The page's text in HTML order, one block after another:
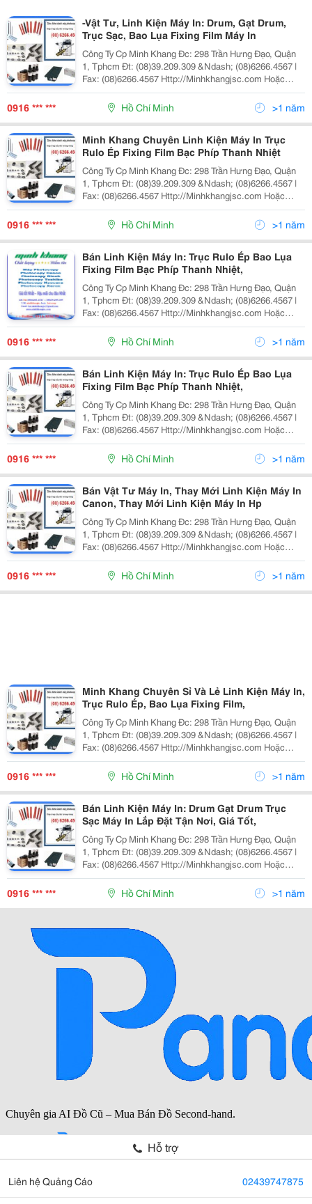
-Vật Tư, Linh Kiện Máy In: Drum, Gạt Drum,
Trục Sạc, Bao Lụa Fixing Film Máy In
Công Ty Cp Minh Khang Đc: 298 Trần Hưng Đạo, Quận
1, Tphcm Đt: (08)39.209.309 &Ndash; (08)6266.4567 |
Fax: (08)6266.4567 Http://Minhkhangjsc.com Hoặc
Http://Minhkhangjsc.com.vn Nhanh + Hiệu Quả Cty Cp
Minh Khang Kinh Doanh, Dịch
0916 *** *** Hồ Chí Minh >1 năm
Minh Khang Chuyên Linh Kiện Máy In Trục
Rulo Ép Fixing Film Bạc Phíp Thanh Nhiệt
Công Ty Cp Minh Khang Đc: 298 Trần Hưng Đạo, Quận
1, Tphcm Đt: (08)39.209.309 &Ndash; (08)6266.4567 |
Fax: (08)6266.4567 Http://Minhkhangjsc.com Hoặc
Http://Minhkhangjsc.com.vn Nhanh + Hiệu Quả Cty Cp
Minh Khang Kinh Doanh, Dị
0916 *** *** Hồ Chí Minh >1 năm
Bán Linh Kiện Máy In: Trục Rulo Ép Bao Lụa
Fixing Film Bạc Phíp Thanh Nhiệt,
Công Ty Cp Minh Khang Đc: 298 Trần Hưng Đạo, Quận
1, Tphcm Đt: (08)39.209.309 &Ndash; (08)6266.4567 |
Fax: (08)6266.4567 Http://Minhkhangjsc.com Hoặc
Http://Minhkhangjsc.com.vn Nhanh + Hiệu Quả Cty Cp
Minh Khang Kinh Doanh, Dịch
0916 *** *** Hồ Chí Minh >1 năm
Bán Linh Kiện Máy In: Trục Rulo Ép Bao Lụa
Fixing Film Bạc Phíp Thanh Nhiệt,
Công Ty Cp Minh Khang Đc: 298 Trần Hưng Đạo, Quận
1, Tphcm Đt: (08)39.209.309 &Ndash; (08)6266.4567 |
Fax: (08)6266.4567 Http://Minhkhangjsc.com Hoặc
Http://Minhkhangjsc.com.vn Nhanh + Hiệu Quả Cty Cp
Minh Khang Kinh Doanh, Dịch
0916 *** *** Hồ Chí Minh >1 năm
Bán Vật Tư Máy In, Thay Mới Linh Kiện Máy In
Canon, Thay Mới Linh Kiện Máy In Hp
Công Ty Cp Minh Khang Đc: 298 Trần Hưng Đạo, Quận
1, Tphcm Đt: (08)39.209.309 &Ndash; (08)6266.4567 |
Fax: (08)6266.4567 Http://Minhkhangjsc.com Hoặc
Http://Minhkhangjsc.com.vn Nhanh + Hiệu Quả Cty Cp
Minh Khang Kinh Doanh, Dịch
0916 *** *** Hồ Chí Minh >1 năm
Minh Khang Chuyên Sỉ Và Lẻ Linh Kiện Máy In,
Trục Rulo Ép, Bao Lụa Fixing Film,
Công Ty Cp Minh Khang Đc: 298 Trần Hưng Đạo, Quận
1, Tphcm Đt: (08)39.209.309 &Ndash; (08)6266.4567 |
Fax: (08)6266.4567 Http://Minhkhangjsc.com Hoặc
Http://Minhkhangjsc.com.vn Nhanh + Hiệu Quả Cty Cp
Minh Khang Kinh Doanh, Dịch
0916 *** *** Hồ Chí Minh >1 năm
Bán Linh Kiện Máy In: Drum Gạt Drum Trục
Sạc Máy In Lắp Đặt Tận Nơi, Giá Tốt,
Công Ty Cp Minh Khang Đc: 298 Trần Hưng Đạo, Quận
1, Tphcm Đt: (08)39.209.309 &Ndash; (08)6266.4567 |
Fax: (08)6266.4567 Http://Minhkhangjsc.com Hoặc
Http://Minhkhangjsc.com.vn Nhanh + Hiệu Quả Cty Cp
Minh Khang Kinh Doanh, Dị
0916 *** *** Hồ Chí Minh >1 năm
Hỗ trợ
Liên hệ Quảng Cáo 02439747875